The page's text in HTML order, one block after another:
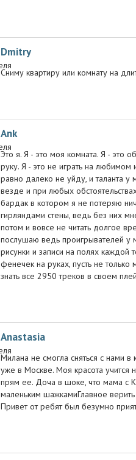
Dmitry
Сниму квартиру или комнату на
Ank
Это я. Я - это моя комната. Я - это
руку. Я - это не играть на
равно далеко не уйду, и таланта у
везде и при любых
бардак в котором я не потеряю
гирляндами стены, ведь без них
потом и вовсе не читать долгое
послушаю ведь проигрывателей у
рисунки и записи на полях каждой
фенечек на руках, пусть не только
знать все 2950 треков в своем
Anastasia
Милана не смогла сняться с нами
уже в Москве. Моя красота учится
прям ее. Доча в шоке, что мама с
маленьким шажкамиГлавное
Привет от ребят был безумно